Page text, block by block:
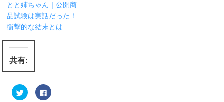
とと姉ちゃん｜公開商
品試験は実話だった！
衝撃的な結末とは
共有:
ク
リ
F
a